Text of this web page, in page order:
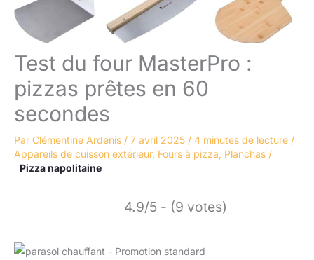
Test du four MasterPro :
pizzas prêtes en 60
secondes
Par Clémentine Ardenis / 7 avril 2025 / 4 minutes de lecture /
Appareils de cuisson extérieur, Fours à pizza, Planchas /
Pizza napolitaine
4.9/5 - (9 votes)